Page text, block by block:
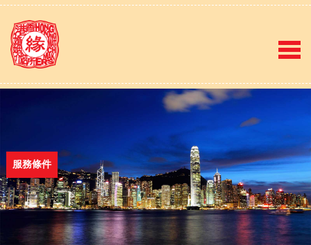
服務條件